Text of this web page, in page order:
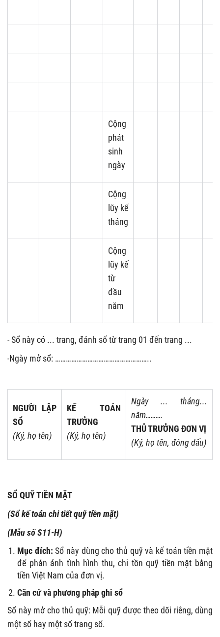
Cộng
phát
sinh
ngày
Cộng
lũy kế
tháng
Cộng
lũy kế
từ
đầu
năm
- Sổ này có ... trang, đánh số từ trang 01 đến trang ...
-Ngày mở sổ: ……………………………………………..
NGƯỜI LẬP
SỔ
(Ký, họ tên)
KẾ TOÁN
TRƯỞNG
(Ký, họ tên)
Ngày ... tháng...
năm……….
THỦ TRƯỞNG ĐƠN VỊ
(Ký, họ tên, đóng dấu)
SỔ QUỸ TIỀN MẶT
(Sổ kế toán chi tiết quỹ tiền mặt)
(Mẫu số S11-H)
Mục đích: Sổ này dùng cho thủ quỹ và kế toán tiền mặt
để phản ánh tình hình thu, chi tồn quỹ tiền mặt bằng
tiền Việt Nam của đơn vị.
Căn cứ và phương pháp ghi sổ
Sổ này mở cho thủ quỹ: Mỗi quỹ được theo dõi riêng, dùng
một số hay một số trang sổ.